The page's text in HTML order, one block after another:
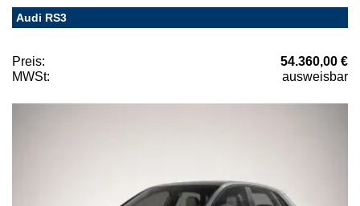
Audi RS3
Preis:
54.360,00 €
MWSt:
ausweisbar